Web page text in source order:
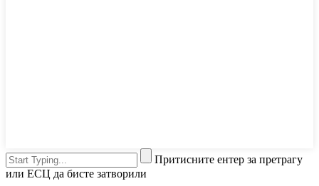
Притисните ентер за претрагу
или ЕСЦ да бисте затворили